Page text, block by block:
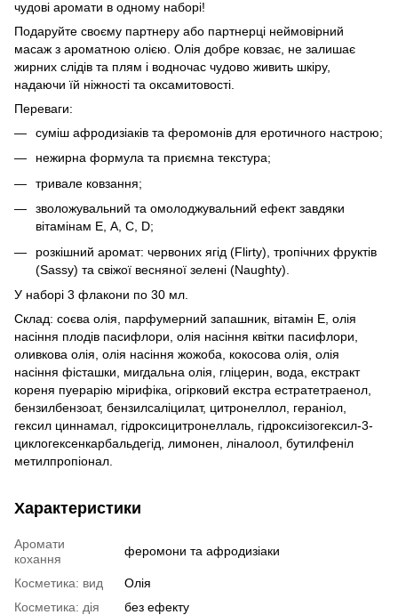
чудові аромати в одному наборі!
Подаруйте своєму партнеру або партнерці неймовірний
масаж з ароматною олією. Олія добре ковзає, не залишає
жирних слідів та плям і водночас чудово живить шкіру,
надаючи їй ніжності та оксамитовості.
Переваги:
суміш афродизіаків та феромонів для еротичного настрою;
нежирна формула та приємна текстура;
тривале ковзання;
зволожувальний та омолоджувальний ефект завдяки
вітамінам Е, А, С, D;
розкішний аромат: червоних ягід (Flirty), тропічних фруктів
(Sassy) та свіжої весняної зелені (Naughty).
У наборі 3 флакони по 30 мл.
Склад: соєва олія, парфумерний запашник, вітамін Е, олія
насіння плодів пасифлори, олія насіння квітки пасифлори,
оливкова олія, олія насіння жожоба, кокосова олія, олія
насіння фісташки, мигдальна олія, гліцерин, вода, екстракт
кореня пуерарію мірифіка, огірковий екстра естратетраенол,
бензилбензоат, бензилсаліцилат, цитронеллол, гераніол,
гексил циннамал, гідроксицитронеллаль, гідроксиізогексил-3-
циклогексенкарбальдегід, лимонен, ліналоол, бутилфеніл
метилпропіонал.
Характеристики
Аромати
кохання
феромони та афродизіаки
Косметика: вид
Олія
Косметика: дія
без ефекту